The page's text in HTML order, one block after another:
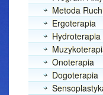
Metoda
Ergoterapia
Hydroterapia
Onoterapia
Dogoterapia